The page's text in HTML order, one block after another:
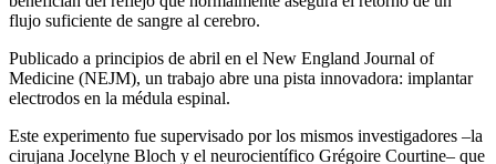
flujo suficiente de sangre al cerebro.
Publicado a principios de abril en el New England Journal of
Medicine (NEJM), un trabajo abre una pista innovadora: implantar
electrodos en la médula espinal.
Este experimento fue supervisado por los mismos investigadores –la
cirujana Jocelyne Bloch y el neurocientífico Grégoire Courtine– que